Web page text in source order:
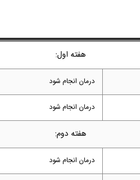
هفته اول:
درمان انجام شود
درمان انجام شود
هفته دوم:
درمان انجام شود